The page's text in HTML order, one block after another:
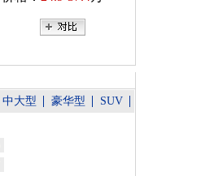
中大型 豪华型 SUV